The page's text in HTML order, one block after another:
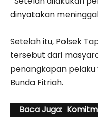
dinyatakan meninggal
Setelah itu, Polsek
tersebut dari
penangkapan pelaku
Bunda Fitriah.
Baca Juga: